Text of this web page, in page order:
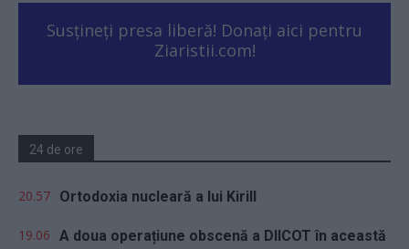
Susțineți presa liberă! Donați aici pentru
Ziaristii.com!
24 de ore
20.57 Ortodoxia nucleară a lui Kirill
19.06 A doua operațiune obscenă a DIICOT în această